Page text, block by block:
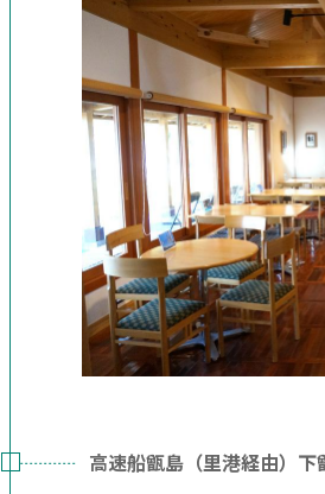
高速船甑島（里港経由）